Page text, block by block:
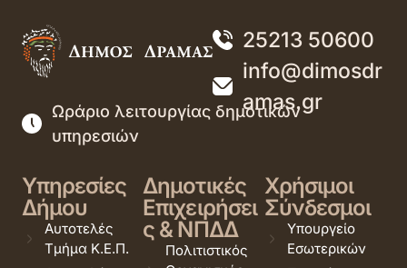
25213 50600
info@dimosdr
amas.gr
Ωράριο λειτουργίας δημοτικών
υπηρεσιών
Υπηρεσίες
Δήμου
Αυτοτελές
Τμήμα Κ.Ε.Π.
Δημοτικές
Επιχειρήσει
ς & ΝΠΔΔ
Πολιτιστικός
Χρήσιμοι
Σύνδεσμοι
Υπουργείο
Εσωτερικών